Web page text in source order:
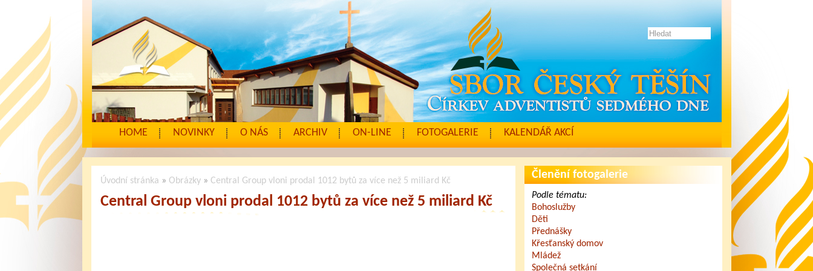
HOME NOVINKY O NÁS ARCHIV ON-LINE FOTOGALERIE KALENDÁŘ AKCÍ
Úvodní stránka » Obrázky» Central Group vloni prodal 1012 bytů za více než 5 miliard Kč
Central Group vloni prodal 1012 bytů za více než 5 miliard Kč
Členění fotogalerie
Podle tématu:
Bohoslužby
Děti
Přednášky
Křesťanský domov
Mládež
Společná setkání